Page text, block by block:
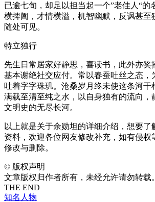
已逾七旬，却足以担当起一个”老佳人“的
横捭阖，才情横溢，机智幽默，反讽甚至
随处可见。
特立独行
先生日常居家好静思，喜读书，此外亦奖
基本谢绝社交应付。常以春蚕吐丝之态，
吐着字字珠玑。沧桑岁月终未使这条河干
满载至清至纯之水，以自身独有的流向，
文明史的无尽长河。
以上就是关于余勋坦的详细介绍，想要了
资料，欢迎各位网友修改补充，如有侵权
修改与删除。
© 版权声明
文章版权归作者所有，未经允许请勿转载。
THE END
知名人物